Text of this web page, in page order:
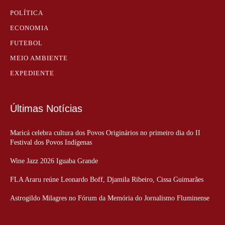
POLÍTICA
ECONOMIA
FUTEBOL
MEIO AMBIENTE
EXPEDIENTE
Últimas Notícias
Maricá celebra cultura dos Povos Originários no primeiro dia do II
Festival dos Povos Indígenas
Wine Jazz 2026 Iguaba Grande
FLA Araru reúne Leonardo Boff, Djamila Ribeiro, Cissa Guimarães
Astrogildo Milagres no Fórum da Memória do Jornalismo Fluminense